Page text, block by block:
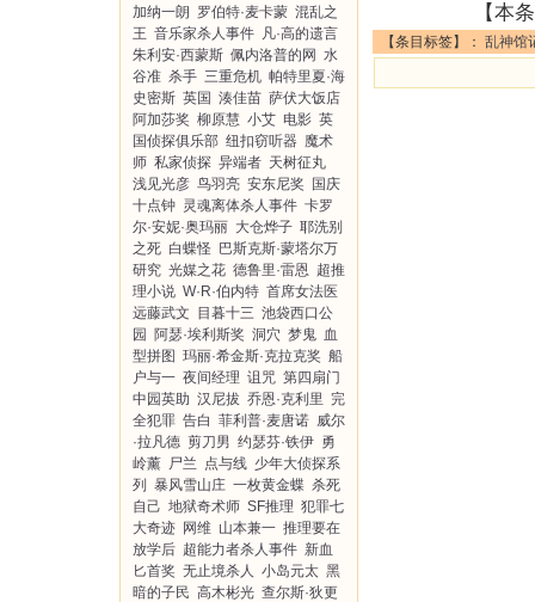
加纳一朗 罗伯特·麦卡蒙 混乱之
王 音乐家杀人事件 凡·高的遗言
朱利安·西蒙斯 佩内洛普的网 水
谷准 杀手 三重危机 帕特里夏·海
史密斯 英国 湊佳苗 萨伏大饭店
阿加莎奖 柳原慧 小艾 电影 英
国侦探俱乐部 纽扣窃听器 魔术
师 私家侦探 异端者 天树征丸
浅见光彦 鸟羽亮 安东尼奖
国庆
十点钟 灵魂离体杀人事件 卡罗
尔·安妮·奥玛丽 大仓烨子 耶洗别
之死 白蝶怪 巴斯克斯·蒙塔尔万
研究 光媒之花 德鲁里·雷恩 超推
理小说 W·R·伯内特 首席女法医
远藤武文
目暮十三 池袋西口公
园
阿瑟·埃利斯奖 洞穴 梦鬼 血
型拼图 玛丽·希金斯·克拉克奖 船
户与一 夜间经理 诅咒 第四扇门
中园英助 汉尼拔 乔恩·克利里 完
全犯罪 告白 菲利普·麦唐诺 威尔
·拉凡德 剪刀男 约瑟芬·铁伊 勇
岭薰 尸兰 点与线 少年大侦探系
列
暴风雪山庄 一枚黄金蝶 杀死
自己 地狱奇术师 SF推理 犯罪七
大奇迹 网维 山本兼一 推理要在
放学后 超能力者杀人事件 新血
匕首奖 无止境杀人 小岛元太 黑
暗的子民 高木彬光 查尔斯·狄更
【本
【条目标签】： 乱神馆